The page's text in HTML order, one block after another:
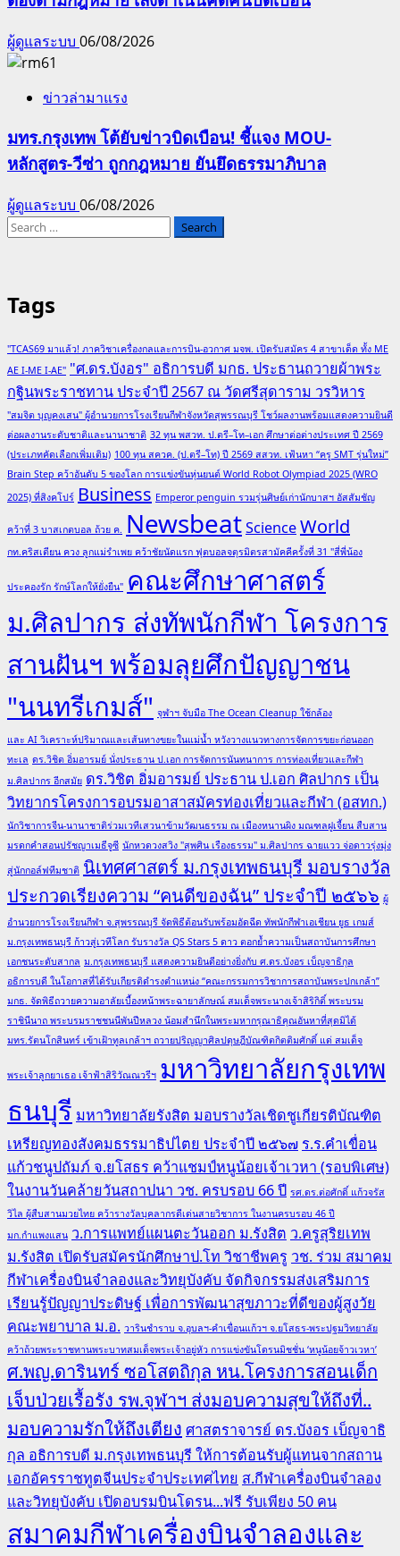
ผู้ดูแลระบบ 06/08/2026
ข่าวล่ามาแรง
มทร.กรุงเทพ โต้ยับข่าวบิดเบือน! ชี้แจง MOU-
หลักสูตร-วีซ่า ถูกกฎหมาย ยันยึดธรรมาภิบาล
ผู้ดูแลระบบ 06/08/2026
Search
Tags
"TCAS69 มาแล้ว! ภาควิชาเครื่องกลและการบิน-อวกาศ มจพ. เปิดรับสมัคร 4 สาขาเด็ด ทั้ง ME
AE I-ME I-AE" "ศ.ดร.บังอร" อธิการบดี มกธ. ประธานถวายผ้าพระ
กฐินพระราชทาน ประจำปี 2567 ณ วัดศรีสุดาราม วรวิหาร
"สมจิต บุญคงเสน" ผู้อำนวยการโรงเรียนกีฬาจังหวัดสุพรรณบุรี โชว์ผลงานพร้อมแสดงความยินดี
ต่อผลงานระดับชาติและนานาชาติ 32 ทุน พสวท. ป.ตรี–โท–เอก ศึกษาต่อต่างประเทศ ปี 2569
(ประเภทคัดเลือกเพิ่มเติม) 100 ทุน สควค. (ป.ตรี–โท) ปี 2569 สสวท. เฟ้นหา “ครู SMT รุ่นใหม่”
Brain Step คว้าอันดับ 5 ของโลก การแข่งขันหุ่นยนต์ World Robot Olympiad 2025 (WRO
2025) ที่สิงคโปร์ Business Emperor penguin รวมรุ่นศิษย์เก่านักบาสฯ อัสสัมชัญ
คว้าที่ 3 บาสเกตบอล ถ้วย ค. NewsbeatScienceWorld
กท.คริสเตียน ควง ลูกแม่รำเพย คว้าชัยนัดแรก ฟุตบอลจตุรมิตรสามัคคีครั้งที่ 31 "สี่พี่น้อง
ประคองรัก รักษ์โลกให้ยั่งยืน" คณะศึกษาศาสตร์
ม.ศิลปากร ส่งทัพนักกีฬา โครงการ
สานฝันฯ พร้อมลุยศึกปัญญาชน
"นนทรีเกมส์" จุฬาฯ จับมือ The Ocean Cleanup ใช้กล้อง
และ AI วิเคราะห์ปริมาณและเส้นทางขยะในแม่น้ำ หวังวางแนวทางการจัดการขยะก่อนออก
ทะเล ดร.วิชิต อิ่มอารมย์ นั่งประธาน ป.เอก การจัดการนันทนาการ การท่องเที่ยวและกีฬา
ม.ศิลปากร อีกสมัย ดร.วิชิต อิ่มอารมย์ ประธาน ป.เอก ศิลปากร เป็น
วิทยากรโครงการอบรมอาสาสมัครท่องเที่ยวและกีฬา (อสทก.)
นักวิชาการจีน-นานาชาติร่วมเวทีเสวนาข้ามวัฒนธรรม ณ เมืองหนานผิง มณฑลฝูเจี้ยน สืบสาน
มรดกคำสอนปรัชญาเมธีจูซี นักหวดวงสวิง "สุพศิน เรืองธรรม" ม.ศิลปากร ฉายแวว จ่อดาวรุ่งมุ่ง
สู่นักกอล์ฟทีมชาติ นิเทศศาสตร์ ม.กรุงเทพธนบุรี มอบรางวัล
ประกวดเรียงความ “คนดีของฉัน” ประจำปี ๒๕๖๖ ผู้
อำนวยการโรงเรียนกีฬา จ.สุพรรณบุรี จัดพิธีต้อนรับพร้อมอัดฉีด ทัพนักกีฬาเอเชียน ยูธ เกมส์
ม.กรุงเทพธนบุรี ก้าวสู่เวทีโลก รับรางวัล QS Stars 5 ดาว ตอกย้ำความเป็นสถาบันการศึกษา
เอกชนระดับสากล ม.กรุงเทพธนบุรี แสดงความยินดีอย่างยิ่งกับ ศ.ดร.บังอร เบ็ญจาธิกุล
อธิการบดี ในโอกาสที่ได้รับเกียรติดำรงตำแหน่ง “คณะกรรมการวิชาการสถาบันพระปกเกล้า”
มกธ. จัดพิธีถวายความอาลัยเบื้องหน้าพระฉายาลักษณ์ สมเด็จพระนางเจ้าสิริกิติ์ พระบรม
ราชินีนาถ พระบรมราชชนนีพันปีหลวง น้อมสำนึกในพระมหากรุณาธิคุณอันหาที่สุดมิได้
มทร.รัตนโกสินทร์ เข้าเฝ้าทูลเกล้าฯ ถวายปริญญาศิลปดุษฎีบัณฑิตกิตติมศักดิ์ แด่ สมเด็จ
พระเจ้าลูกยาเธอ เจ้าฟ้าสิริวัณณวรีฯ มหาวิทยาลัยกรุงเทพ
ธนบุรี มหาวิทยาลัยรังสิต มอบรางวัลเชิดชูเกียรติบัณฑิต
เหรียญทองสังคมธรรมาธิปไตย ประจำปี ๒๕๖๗ ร.ร.คำเขื่อน
แก้วชนูปถัมภ์ จ.ยโสธร คว้าแชมป์หนูน้อยเจ้าเวหา (รอบพิเศษ)
ในงานวันคล้ายวันสถาปนา วช. ครบรอบ 66 ปี รศ.ดร.ต่อศักดิ์ แก้วจรัส
วิไล ผู้สืบสานมวยไทย คว้ารางวัลบุคลากรดีเด่นสายวิชาการ ในงานครบรอบ 46 ปี
มก.กำแพงแสน ว.การแพทย์แผนตะวันออก ม.รังสิต ว.ครูสุริยเทพ
ม.รังสิต เปิดรับสมัครนักศึกษาป.โท วิชาชีพครู วช. ร่วม สมาคม
กีฬาเครื่องบินจำลองและวิทยุบังคับ จัดกิจกรรมส่งเสริมการ
เรียนรู้ปัญญาประดิษฐ์ เพื่อการพัฒนาสุขภาวะที่ดีของผู้สูงวัย
คณะพยาบาล ม.อ. วารินชำราบ จ.อุบลฯ-คำเขื่อนแก้วฯ จ.ยโสธร-พระปฐมวิทยาลัย
คว้าถ้วยพระราชทานพระบาทสมเด็จพระเจ้าอยู่หัว การแข่งขันโดรนมิชชั่น ‘หนูน้อยจ้าวเวหา’
ศ.พญ.ดารินทร์ ซอโสตถิกุล หน.โครงการสอนเด็ก
เจ็บป่วยเรื้อรัง รพ.จุฬาฯ ส่งมอบความสุขให้ถึงที่..
มอบความรักให้ถึงเตียง ศาสตราจารย์ ดร.บังอร เบ็ญจาธิ
กุล อธิการบดี ม.กรุงเทพธนบุรี ให้การต้อนรับผู้แทนจากสถาน
เอกอัครราชทูตจีนประจำประเทศไทย ส.กีฬาเครื่องบินจำลอง
และวิทยุบังคับ เปิดอบรมบินโดรน...ฟรี รับเพียง 50 คน
สมาคมกีฬาเครื่องบินจำลองและ